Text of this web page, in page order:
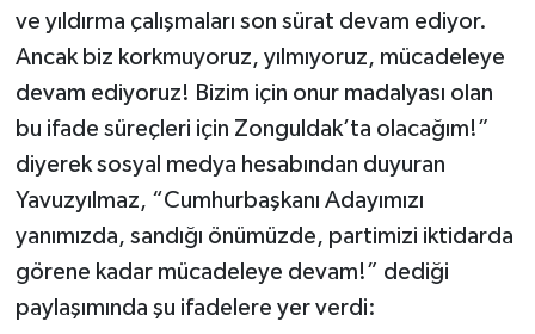
ve yıldırma çalışmaları son sürat devam ediyor.
Ancak biz korkmuyoruz, yılmıyoruz, mücadeleye
devam ediyoruz! Bizim için onur madalyası olan
bu ifade süreçleri için Zonguldak’ta olacağım!”
diyerek sosyal medya hesabından duyuran
Yavuzyılmaz, “Cumhurbaşkanı Adayımızı
yanımızda, sandığı önümüzde, partimizi iktidarda
görene kadar mücadeleye devam!” dediği
paylaşımında şu ifadelere yer verdi:
Sağlık
SİYASET
Spor
Ulusal